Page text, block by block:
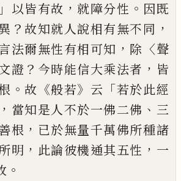
以皆有故 ， 就障分性 。 因既
？故知就人說相有無不同 ，
法爾無性有相可知 ， 除 〈聲
證 ？ 今時能信大乘法者 ， 皆
。故 《般若》 云 「若於此經
， 當知是人不於一佛二佛 、 三
根 ， 已於無量千萬佛所種諸
明 ， 此論彼機通其五性 ， 一
。